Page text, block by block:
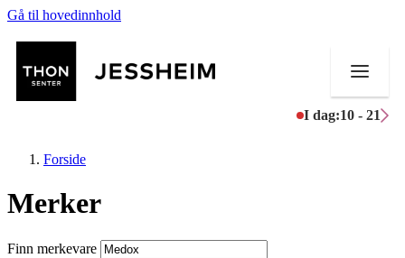
Gå til hovedinnhold
I dag:10 - 21
Butikker
Forside
Merker
Finn merkevare